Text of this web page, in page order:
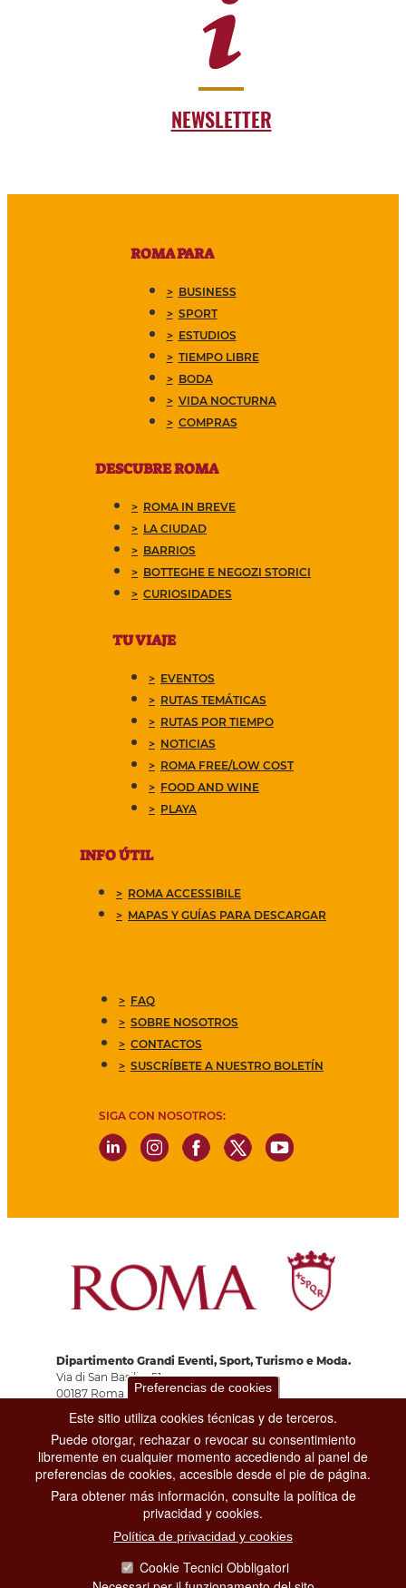
NEWSLETTER
ROMA PARA
BUSINESS
SPORT
ESTUDIOS
TIEMPO LIBRE
BODA
VIDA NOCTURNA
COMPRAS
DESCUBRE ROMA
ROMA IN BREVE
LA CIUDAD
BARRIOS
BOTTEGHE E NEGOZI STORICI
CURIOSIDADES
TU VIAJE
EVENTOS
RUTAS TEMÁTICAS
RUTAS POR TIEMPO
NOTICIAS
ROMA FREE/LOW COST
FOOD AND WINE
PLAYA
INFO ÚTIL
ROMA ACCESSIBILE
MAPAS Y GUÍAS PARA DESCARGAR
FAQ
SOBRE NOSOTROS
CONTACTOS
SUSCRÍBETE A NUESTRO BOLETÍN
SIGA CON NOSOTROS:
Dipartimento Grandi Eventi, Sport, Turismo e Moda.
Via di San Basilio, 51
00187 Roma
CONTACT CENTER TEL. 06 06 08
CONTATTA LA REDAZIONE
PRIVACY
SOCIAL MEDIA POLICY
Preferencias de cookies
Este sitio utiliza cookies técnicas y de terceros.
Puede otorgar, rechazar o revocar su consentimiento
libremente en cualquier momento accediendo al panel de
preferencias de cookies, accesible desde el pie de página.
Para obtener más información, consulte la política de
privacidad y cookies.
Política de privacidad y cookies
Cookie Tecnici Obbligatori